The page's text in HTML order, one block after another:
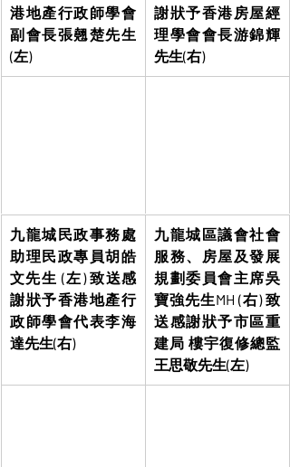
港地產行政師學會
副會長張翹楚先生
(左)
謝狀予香港房屋經
理學會會長游錦輝
先生(右)
九龍城民政事務處
助理民政專員胡皓
文先生 (左) 致送感
謝狀予香港地產行
政師學會代表李海
達先生(右)
九龍城區議會社會
服務、房屋及發展
規劃委員會主席吳
寶強先生MH (右) 致
送感謝狀予市區重
建局 樓宇復修總監
王思敬先生(左)